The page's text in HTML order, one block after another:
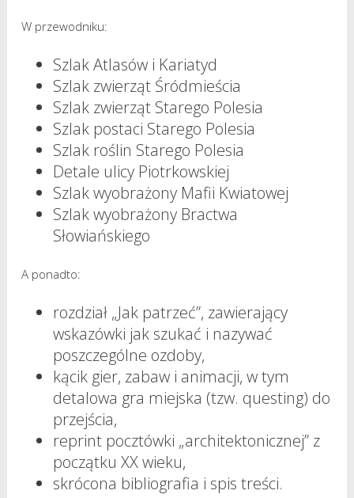
W przewodniku:
Szlak Atlasów i Kariatyd
Szlak zwierząt Śródmieścia
Szlak zwierząt Starego Polesia
Szlak postaci Starego Polesia
Szlak roślin Starego Polesia
Detale ulicy Piotrkowskiej
Szlak wyobrażony Mafii Kwiatowej
Szlak wyobrażony Bractwa
Słowiańskiego
A ponadto:
rozdział „Jak patrzeć”, zawierający
wskazówki jak szukać i nazywać
poszczególne ozdoby,
kącik gier, zabaw i animacji, w tym
detalowa gra miejska (tzw. questing) do
przejścia,
reprint pocztówki „architektonicznej” z
początku XX wieku,
skrócona bibliografia i spis treści.